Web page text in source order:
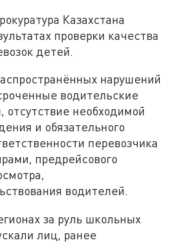
Казахстана
проверки качества
детей.
нарушений
водительские
отсутствие необходимой
и обязательного
перевозчика
предрейсового
водителей.
за руль школьных
лиц, ранее